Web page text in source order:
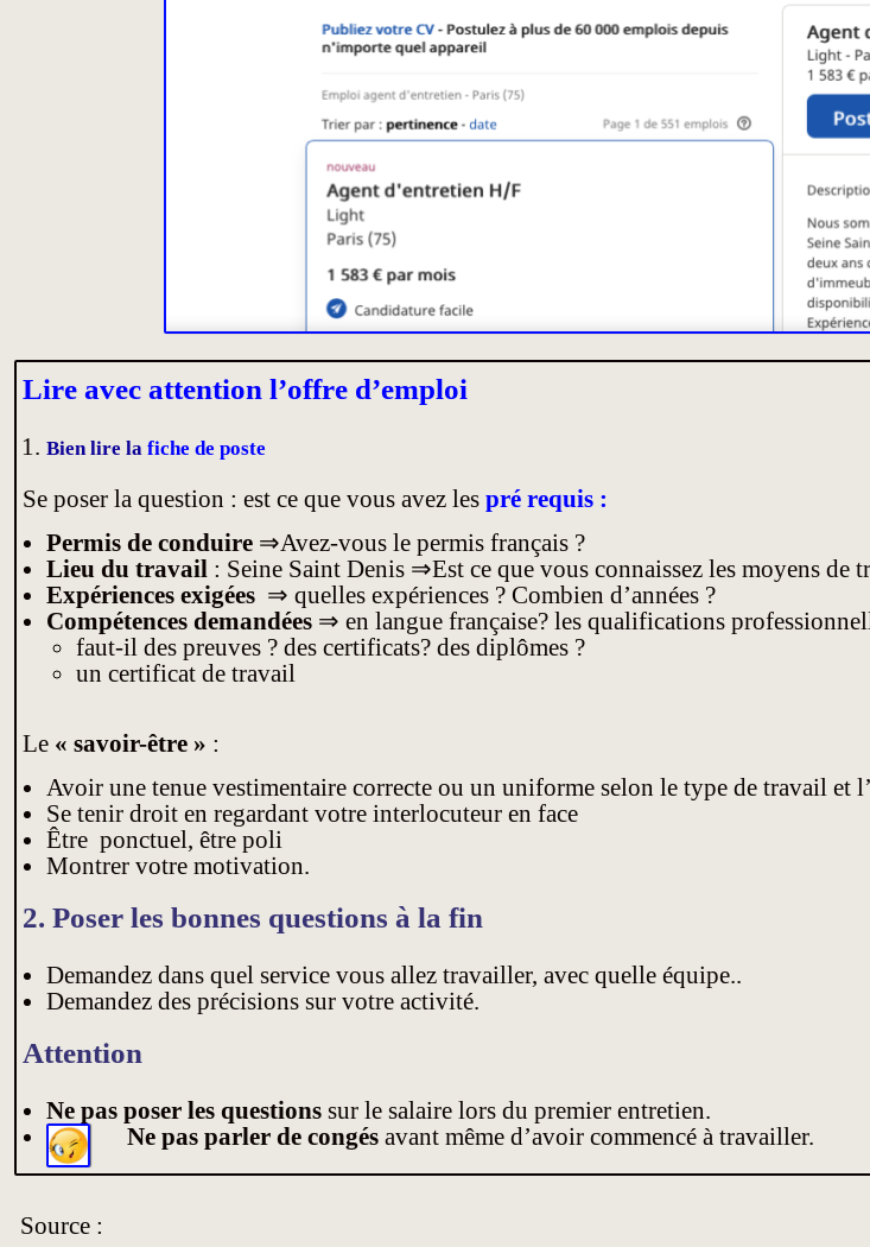
Lire avec attention l’offre d’emploi
Bien lire la fiche de poste
Se poser la question : est ce que vous avez les pré requis :
Permis de conduire ⇒Avez-vous le permis français ?
Lieu du travail : Seine Saint Denis ⇒Est ce que vous connaissez les moyens de
Expériences exigées ⇒ quelles expériences ? Combien d’années ?
Compétences demandées ⇒ en langue française? les qualifications
faut-il des preuves ? des certificats? des diplômes ?
un certificat de travail
Le « savoir-être » :
Avoir une tenue vestimentaire correcte ou un uniforme selon le type de travail et
Se tenir droit en regardant votre interlocuteur en face
Être ponctuel, être poli
Montrer votre motivation.
2. Poser les bonnes questions à la fin
Demandez dans quel service vous allez travailler, avec quelle équipe..
Demandez des précisions sur votre activité.
Attention
Ne pas poser les questions sur le salaire lors du premier entretien.
Ne pas parler de congés avantmême d’avoir commencé à travailler.
Source :